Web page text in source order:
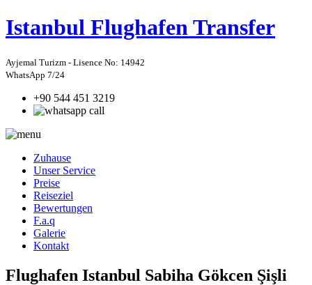
Istanbul Flughafen Transfer
Ayjemal Turizm - Lisence No: 14942
WhatsApp 7/24
+90 544 451 3219
Zuhause
Unser Service
Preise
Reiseziel
Bewertungen
F.a.q
Galerie
Kontakt
Flughafen Istanbul Sabiha Gökcen Şişli